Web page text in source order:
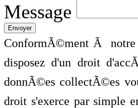
Message
ConformÃ©ment Ã notre
disposez d'un droit
donnÃ©es collectÃ©es
droit s'exerce par